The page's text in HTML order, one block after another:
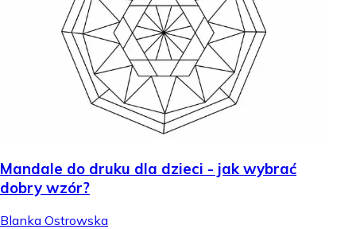
Mandale do druku dla dzieci - jak wybrać
dobry wzór?
Blanka Ostrowska